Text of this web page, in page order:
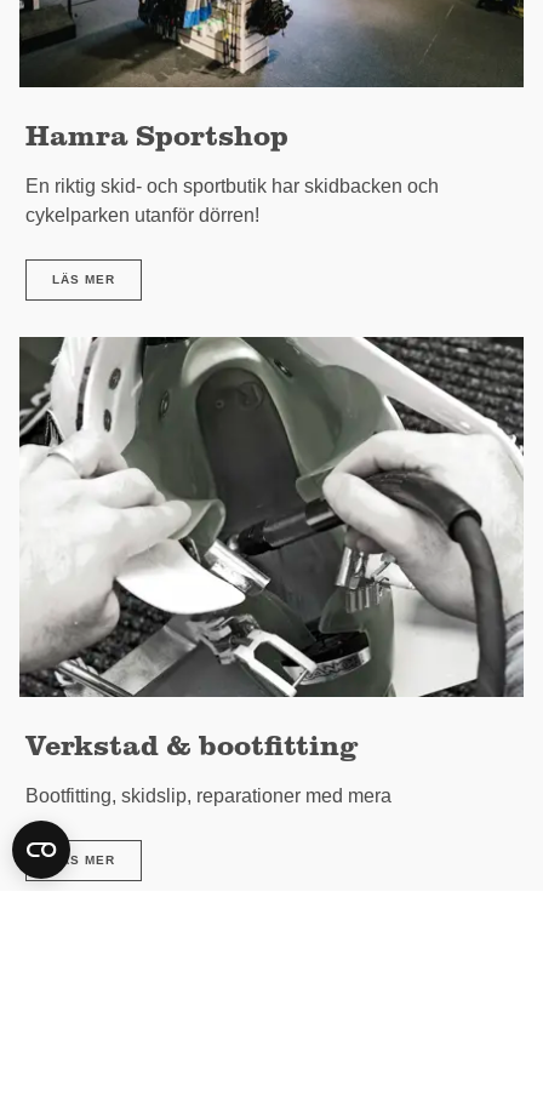
Hamra Sportshop
En riktig skid- och sportbutik har skidbacken och
cykelparken utanför dörren!
LÄS MER
Verkstad & bootfitting
Bootfitting, skidslip, reparationer med mera
LÄS MER